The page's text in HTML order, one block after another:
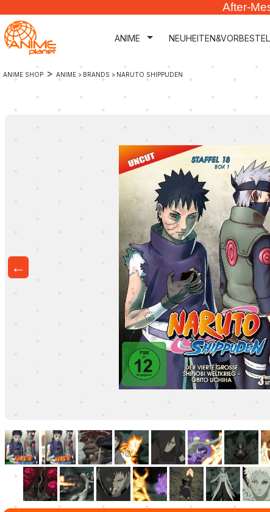
Hauptinhalt springen
Zur Suche springen
Zur Hauptnavigation springen
After-
ANIME
ANIME SHOP > ANIME > BRANDS > NARUTO SHIPPUDEN
←